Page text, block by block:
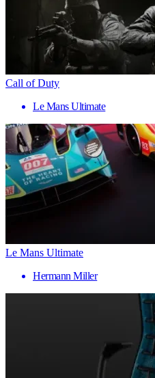
Call of Duty
Le Mans Ultimate
Le Mans Ultimate
Hermann Miller